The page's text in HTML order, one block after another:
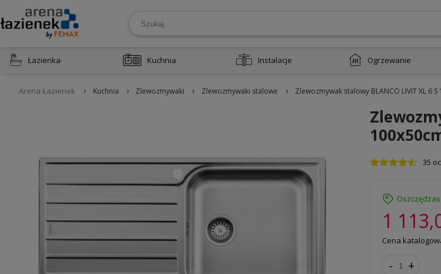
Łazienka Kuchnia Instalacje Ogrzewanie
Arena Łazienek › Kuchnia › Zlewozmywaki › Zlewozmywaki stalowe › Zlewozmywak stalowy BLANCO LIVIT XL 6
35
1
Cena
- +